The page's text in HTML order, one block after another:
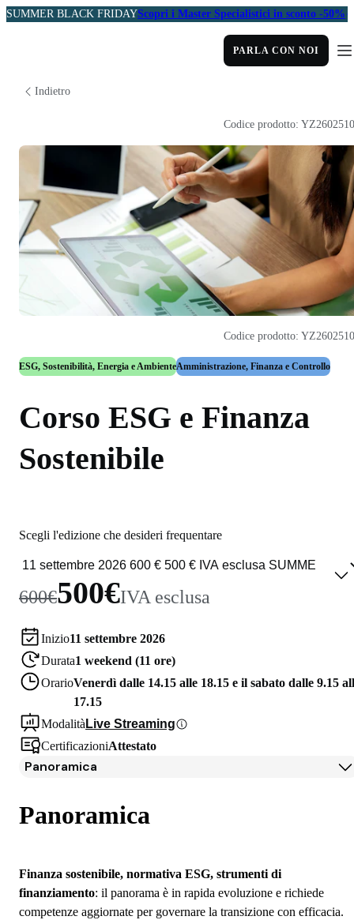
SUMMER BLACK FRIDAYScopri i Master Specialistici in sconto -50%
PARLA CON NOI
Indietro
ESG, Sostenibilità, Energia e AmbienteAmministrazione, Finanza e Controllo
Corso ESG e Finanza
Sostenibile
Scegli l'edizione che desideri frequentare
600€500€IVA esclusa
Inizio11 settembre 2026
Durata1 weekend (11 ore)
OrarioVenerdì dalle 14.15 alle 18.15 e il sabato dalle 9.15
17.15
Modalità Live Streaming
CertificazioniAttestato
Codice prodotto:
Codice prodotto:
Panoramica
Docenti
Iscrizione
Panoramica
Finanza sostenibile, normativa ESG, strumenti di
finanziamento: il panorama è in rapida evoluzione e richiede
competenze aggiornate per governare la transizione con efficacia.